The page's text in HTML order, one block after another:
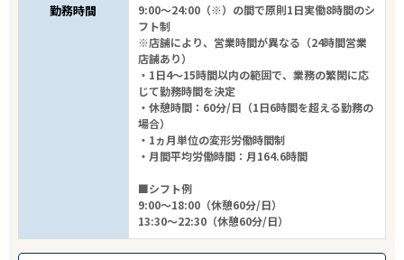
勤務時間
9:00～24:00（※）の間で原則1日実働8時間のシ
フト制
※店舗により、営業時間が異なる（24時間営業
店舗あり）
・1日4～15時間以内の範囲で、業務の繁閑に応
じて勤務時間を決定
・休憩時間：60分/日（1日6時間を超える勤務の
場合）
・1ヵ月単位の変形労働時間制
・月間平均労働時間：月164.6時間
■シフト例
9:00～18:00（休憩60分/日）
13:30～22:30（休憩60分/日）